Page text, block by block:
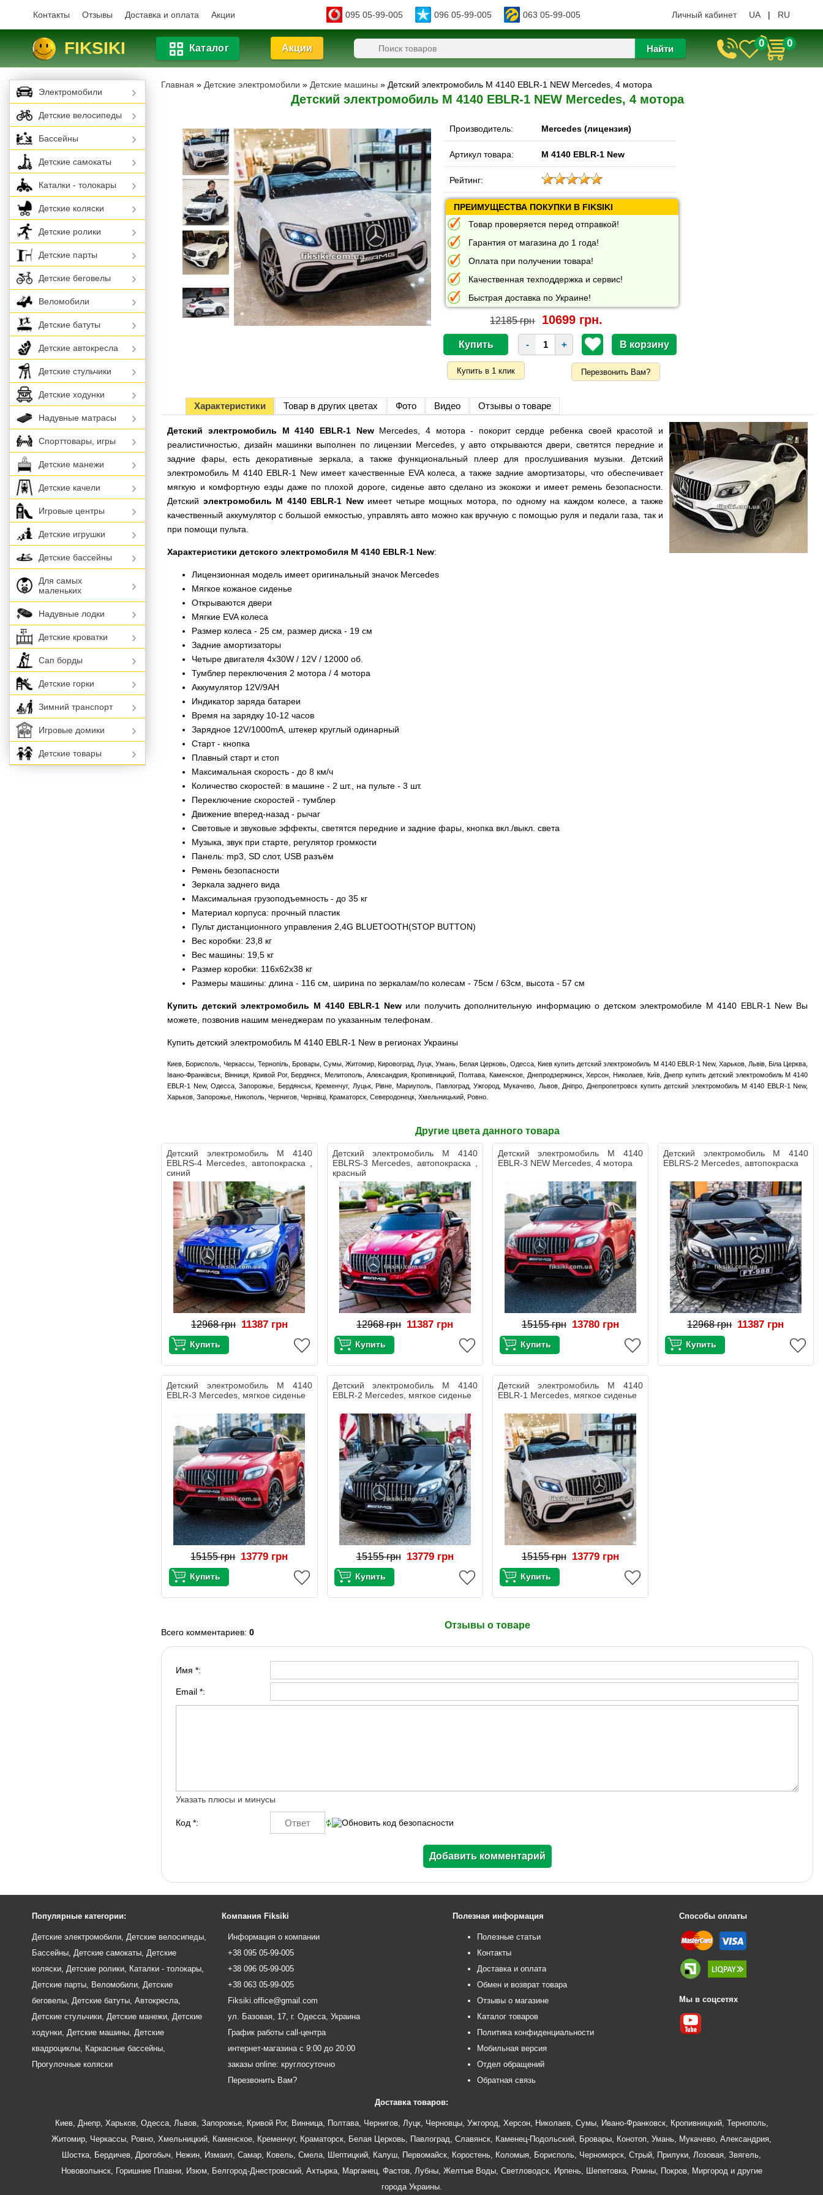
Контакты Отзывы Доставка и оплата Акции 095 05-99-005 096 05-99-005 063 05-99-005 Личный кабинет UA | RU
FIKSIKI Каталог Акции Найти 0 0
Главная » Детские электромобили » Детские машины » Детский электромобиль M 4140 EBLR-1 NEW Mercedes, 4 мотора
Детский электромобиль M 4140 EBLR-1 NEW Mercedes, 4 мотора
Производитель: Mercedes (лицензия)
Артикул товара: M 4140 EBLR-1 New
Рейтинг:
ПРЕИМУЩЕСТВА ПОКУПКИ В FIKSIKI
Товар проверяется перед отправкой!
Гарантия от магазина до 1 года!
Оплата при получении товара!
Качественная техподдержка и сервис!
Быстрая доставка по Украине!
12185 грн 10699 грн.
- +
Перезвонить Вам?
Характеристики Товар в других цветах Фото Видео Отзывы о товаре
Детский электромобиль M 4140 EBLR-1 NewMercedes, 4 мотора - покорит сердце ребенка своей красотой и
реалистичностью, дизайн машинки выполнен по лицензии Mercedes, у авто открываются двери, светятся передние и
задние фары, есть декоративные зеркала, а также функциональный плеер для прослушивания музыки. Детский
электромобиль M 4140 EBLR-1 New имеет качественные EVA колеса, а также задние амортизаторы, что обеспечивает
мягкую и комфортную езды даже по плохой дороге, сиденье авто сделано из экокожи и имеет ремень безопасности.
Детский электромобиль M 4140 EBLR-1 Newимеет четыре мощных мотора, по одному на каждом колесе, а также
качественный аккумулятор с большой емкостью, управлять авто можно как вручную с помощью руля и педали газа, так и
при помощи пульта.
Характеристики детского электромобиля M 4140 EBLR-1 New:
Лицензионная модель имеет оригинальный значок Mercedes
Мягкое кожаное сиденье
Открываются двери
Мягкие EVA колеса
Размер колеса - 25 см, размер диска - 19 см
Задние амортизаторы
Четыре двигателя 4х30W / 12V / 12000 об.
Тумблер переключения 2 мотора / 4 мотора
Аккумулятор 12V/9AH
Индикатор заряда батареи
Время на зарядку 10-12 часов
Зарядное 12V/1000mA, штекер круглый одинарный
Старт - кнопка
Плавный старт и стоп
Максимальная скорость - до 8 км/ч
Количество скоростей: в машине - 2 шт., на пульте - 3 шт.
Переключение скоростей - тумблер
Движение вперед-назад - рычаг
Световые и звуковые эффекты, светятся передние и задние фары, кнопка вкл./выкл. света
Музыка, звук при старте, регулятор громкости
Панель: mp3, SD слот, USB разъём
Ремень безопасности
Зеркала заднего вида
Максимальная грузоподъемность - до 35 кг
Материал корпуса: прочный пластик
Пульт дистанционного управления 2,4G BLUETOOTH(STOP BUTTON)
Вес коробки: 23,8 кг
Вес машины: 19,5 кг
Размер коробки: 116х62х38 кг
Размеры машины: длина - 116 см, ширина по зеркалам/по колесам - 75см / 63см, высота - 57 см
Купить детский электромобиль M 4140 EBLR-1 Newили получить дополнительную информацию о детском электромобиле M 4140 EBLR-1 New Вы
можете, позвонив нашим менеджерам по указанным телефонам.
Купить детский электромобиль M 4140 EBLR-1 New в регионах Украины
Киев, Борисполь, Черкассы, Тернопіль, Бровары, Сумы, Житомир, Кировоград, Луцк, Умань, Белая Церковь, Одесса, Киев купить детский электромобиль M 4140 EBLR-1 New, Харьков, Львів, Біла Церква,
Івано-Франківськ, Вінниця, Кривой Рог, Бердянск, Мелитополь, Александрия, Кропивницкий, Полтава, Каменское, Днепродзержинск, Херсон, Николаев, Київ, Днепр купить детский электромобиль M 4140
EBLR-1 New, Одесса, Запорожье, Бердянськ, Кременчуг, Луцьк, Рівне, Мариуполь, Павлоград, Ужгород, Мукачево, Львов, Дніпро, Днепропетровск купить детский электромобиль M 4140 EBLR-1 New,
Харьков, Запорожье, Никополь, Чернигов, Чернівці, Краматорск, Северодонецк, Хмельницький, Ровно.
Другие цвета данного товара
Детский электромобиль M 4140
EBLRS-4 Mercedes, автопокраска ,
синий
12968 грн 11387 грн
Детский электромобиль M 4140
EBLRS-3 Mercedes, автопокраска ,
красный
12968 грн 11387 грн
Детский электромобиль M 4140
EBLR-3 NEW Mercedes, 4 мотора
15155 грн 13780 грн
Детский электромобиль M 4140
EBLRS-2 Mercedes, автопокраска
12968 грн 11387 грн
Детский электромобиль M 4140
EBLR-3 Mercedes, мягкое сиденье
15155 грн 13779 грн
Детский электромобиль M 4140
EBLR-2 Mercedes, мягкое сиденье
15155 грн 13779 грн
Детский электромобиль M 4140
EBLR-1 Mercedes, мягкое сиденье
15155 грн 13779 грн
Отзывы о товаре
Всего комментариев:0
Имя *:
Email *:
Указать плюсы и минусы
Код *:
Электромобили
Детские велосипеды
Бассейны
Детские самокаты
Каталки - толокары
Детские коляски
Детские ролики
Детские парты
Детские беговелы
Веломобили
Детские батуты
Детские автокресла
Детские стульчики
Детские ходунки
Надувные матрасы
Спорттовары, игры
Детские манежи
Детские качели
Игровые центры
Детские игрушки
Детские бассейны
Для самых
маленьких
Надувные лодки
Детские кроватки
Сап борды
Детские горки
Зимний транспорт
Игровые домики
Детские товары
Популярные категории:
Детские электромобили Детские велосипеды
Бассейны Детские самокаты Детские
коляски Детские ролики Каталки - толокары
Детские парты Веломобили Детские
беговелы Детские батуты Автокресла
Детские стульчики Детские манежи Детские
ходунки Детские машины Детские
квадроциклы Каркасные бассейны
Прогулочные коляски
Компания Fiksiki
Информация о компании
+38 095 05-99-005
+38 096 05-99-005
+38 063 05-99-005
Fiksiki.office@gmail.com
ул. Базовая, 17, г. Одесса, Украина
График работы call-центра
интернет-магазина с 9:00 до 20:00
заказы online: круглосуточно
Перезвонить Вам?
Полезная информация
Полезные статьи
Контакты
Доставка и оплата
Обмен и возврат товара
Отзывы о магазине
Каталог товаров
Политика конфиденциальности
Мобильная версия
Отдел обращений
Обратная связь
Способы оплаты
Мы в соцсетях
Доставка товаров:
Киев, Днепр, Харьков, Одесса, Львов, Запорожье, Кривой Рог, Винница, Полтава, Чернигов, Луцк, Черновцы, Ужгород Херсон, Николаев, Сумы, Ивано-Франковск, Кропивницкий, Тернополь,
Житомир Черкассы Ровно Хмельницкий Каменское Кременчуг, Краматорск Белая Церковь Павлоград Славянск Каменец-Подольский Бровары Конотоп Умань Мукачево Александрия
Шостка Бердичев Дрогобыч Нежин Измаил Самар Ковель Смела Шептицкий Калуш Первомайск Коростень Коломыя Борисполь Черноморск Стрый Прилуки Лозовая Звягель
Нововолынск, Горишние Плавни, Изюм Белгород-Днестровский, Ахтырка, Марганец, Фастов, Лубны, Желтые Воды, Светловодск, Ирпень, Шепетовка, Ромны, Покров, Миргород и другие
города Украины.